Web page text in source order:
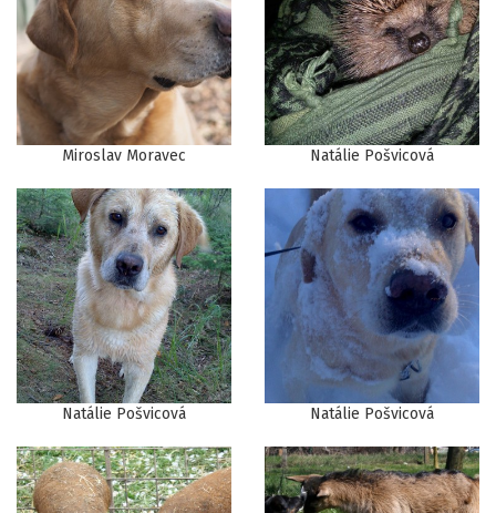
Miroslav Moravec Natálie Pošvicová
Natálie Pošvicová Natálie Pošvicová